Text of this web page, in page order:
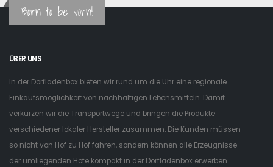
Born to be vorn!
ÜBER UNS
In der Dorfladenbox bieten wir rund um die Uhr eine regionale
Einkaufsmöglichkeit von nachhaltigen Lebensmitteln. Damit
verkürzen wir die Transportwege und bringen die Produkte
verschiedener lokaler Hersteller zusammen. Die Kunden müssen
so nicht von Hof zu Hof fahren, sondern können alle Erzeugnisse
der umliegenden Höfe kompakt in der Dorfladenbox erwerben.